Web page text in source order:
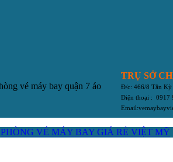
TRỤ SỞ
Đ/c: 466/8 Tân Kỳ
Điện thoại : 0917
PHÒNG VÉ MÁY BAY GIÁ RẺ VIỆT MỸ